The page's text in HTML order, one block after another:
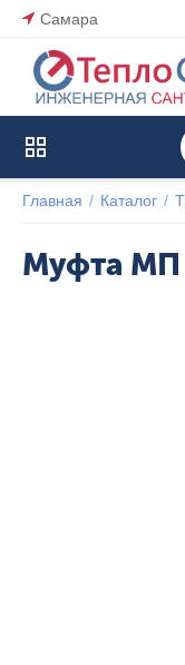
Самара
Главная / Каталог /
Муфта МП